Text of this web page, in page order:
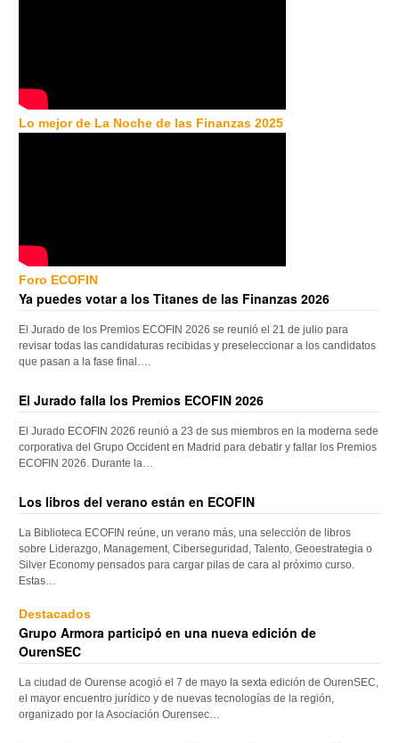
Lo mejor de La Noche de las Finanzas 2025
Foro ECOFIN
Ya puedes votar a los Titanes de las Finanzas 2026
El Jurado de los Premios ECOFIN 2026 se reunió el 21 de julio para
revisar todas las candidaturas recibidas y preseleccionar a los candidatos
que pasan a la fase final….
El Jurado falla los Premios ECOFIN 2026
El Jurado ECOFIN 2026 reunió a 23 de sus miembros en la moderna sede
corporativa del Grupo Occident en Madrid para debatir y fallar los Premios
ECOFIN 2026. Durante la…
Los libros del verano están en ECOFIN
La Biblioteca ECOFIN reúne, un verano más, una selección de libros
sobre Liderazgo, Management, Ciberseguridad, Talento, Geoestrategia o
Silver Economy pensados para cargar pilas de cara al próximo curso.
Estas…
Destacados
Grupo Armora participó en una nueva edición de
OurenSEC
La ciudad de Ourense acogió el 7 de mayo la sexta edición de OurenSEC,
el mayor encuentro jurídico y de nuevas tecnologías de la región,
organizado por la Asociación Ourensec…